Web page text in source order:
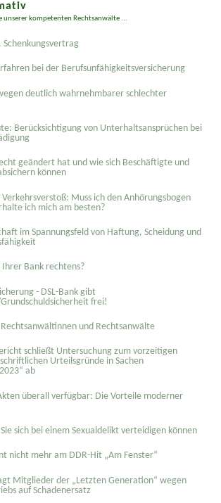
unserer kompetenten Rechtsanwälte ...
bei der Berufsunfähigkeitsversicherung
deutlich wahrnehmbarer schlechter
Berücksichtigung von Unterhaltsansprüchen bei
geändert hat und wie sich Beschäftigte und
können
Muss ich den Anhörungsbogen
ich mich am besten?
im Spannungsfeld von Haftung, Scheidung und
Bank rechtens?
- DSL-Bank gibt
frei!
und Rechtsanwälte
schließt Untersuchung zum vorzeitigen
Urteilsgründe in Sachen
ab
überall verfügbar: Die Vorteile moderner
sich bei einem Sexual­delikt verteidigen können
nicht mehr am DDR-Hit „Am Fenster“
Mitglieder der „Letzten Generation“ wegen
auf Schadenersatz